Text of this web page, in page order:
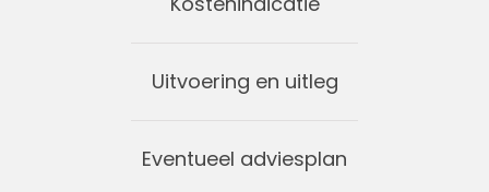
Uitvoering en uitleg
Eventueel adviesplan